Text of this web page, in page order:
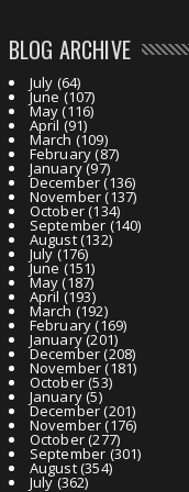
BLOG ARCHIVE
July (64)
June(107)
May(116)
April (91)
March (109)
February(87)
January(97)
December(136)
November(137)
October(134)
September (140)
August(132)
July(176)
June(151)
May(187)
April (193)
March (192)
February(169)
January(201)
December(208)
November(181)
October(53)
January(5)
December(201)
November(176)
October(277)
September (301)
August(354)
July(362)